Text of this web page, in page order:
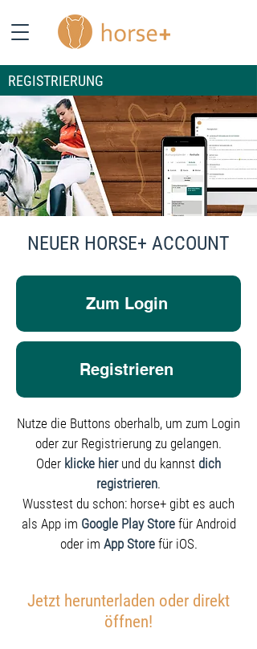
REGISTRIERUNG
NEUER HORSE+ ACCOUNT
Zum Login
Registrieren
Nutze die Buttons oberhalb, um zum Login
oder zur Registrierung zu gelangen.
Oder klicke hierund du kannst dich
registrieren.
Wusstest du schon: horse+ gibt es auch
als App im Google Play Storefür Android
oder im App Storefür iOS.
Jetzt herunterladen oder direkt
öffnen!